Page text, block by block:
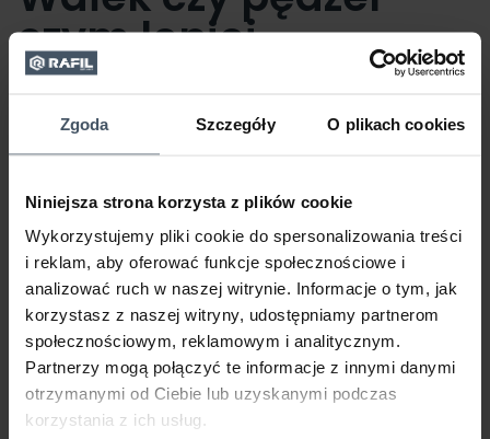
Zgoda Szczegóły O plikach cookies
Niniejsza strona korzysta z plików cookie
Wykorzystujemy pliki cookie do spersonalizowania treści
i reklam, aby oferować funkcje społecznościowe i
analizować ruch w naszej witrynie. Informacje o tym, jak
korzystasz z naszej witryny, udostępniamy partnerom
społecznościowym, reklamowym i analitycznym.
Partnerzy mogą połączyć te informacje z innymi danymi
otrzymanymi od Ciebie lub uzyskanymi podczas
korzystania z ich usług.
czym lepiej
rozprowadzać farby
do metalu?
pędzlem? Odpowiedź na to pytanie zależy od
powierzchni. Inne narzędzia przydadzą ci się do
malowania blaszanych dachówek lub szerokich
elementów ogrodzenia, a inne do odnowienia
nóżek metalowego stołka lub rynien.